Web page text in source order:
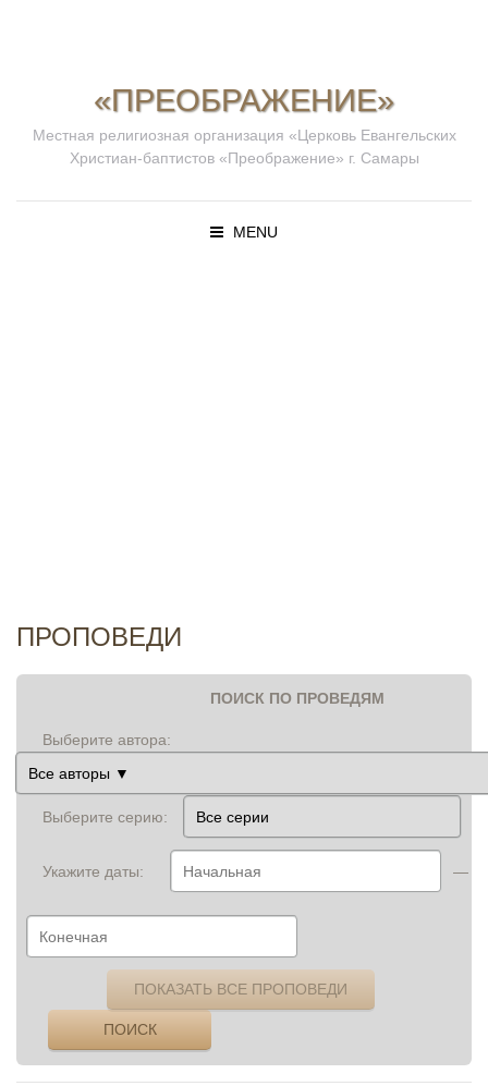
«ПРЕОБРАЖЕНИЕ»
Местная религиозная организация «Церковь Евангельских
Христиан-баптистов «Преображение» г. Самары
MENU
ПРОПОВЕДИ
ПОИСК ПО ПРОВЕДЯМ
Выберите автора:
Выберите серию:
Укажите даты: —
ПОКАЗАТЬ ВСЕ ПРОПОВЕДИ
ПОИСК